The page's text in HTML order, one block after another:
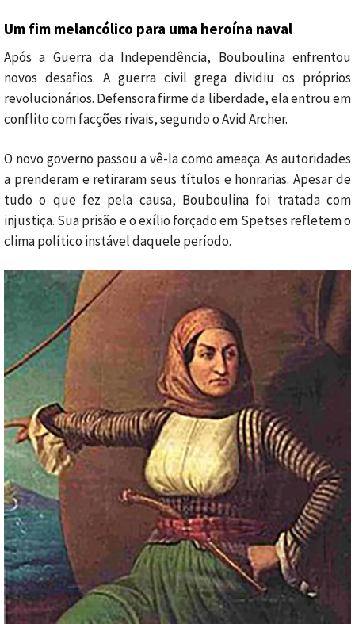
Um fim melancólico para uma heroína naval
Após a Guerra da Independência, Bouboulina enfrentou
novos desafios. A guerra civil grega dividiu os próprios
revolucionários. Defensora firme da liberdade, ela entrou em
conflito com facções rivais, segundo o Avid Archer.
O novo governo passou a vê-la como ameaça. As autoridades
a prenderam e retiraram seus títulos e honrarias. Apesar de
tudo o que fez pela causa, Bouboulina foi tratada com
injustiça. Sua prisão e o exílio forçado em Spetses refletem o
clima político instável daquele período.